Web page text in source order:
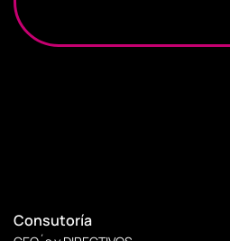
Consutoría